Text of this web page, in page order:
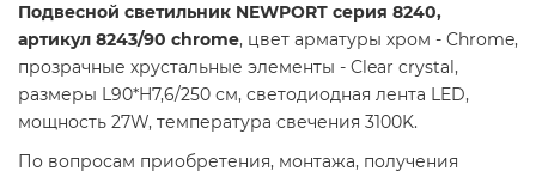
Подвесной светильник NEWPORT серия 8240,
артикул 8243/90 chrome, цвет арматуры хром - Chrome,
прозрачные хрустальные элементы - Clear crystal,
размеры L90*H7,6/250 см, светодиодная лента LED,
мощность 27W, температура свечения 3100K.
По вопросам приобретения, монтажа, получения